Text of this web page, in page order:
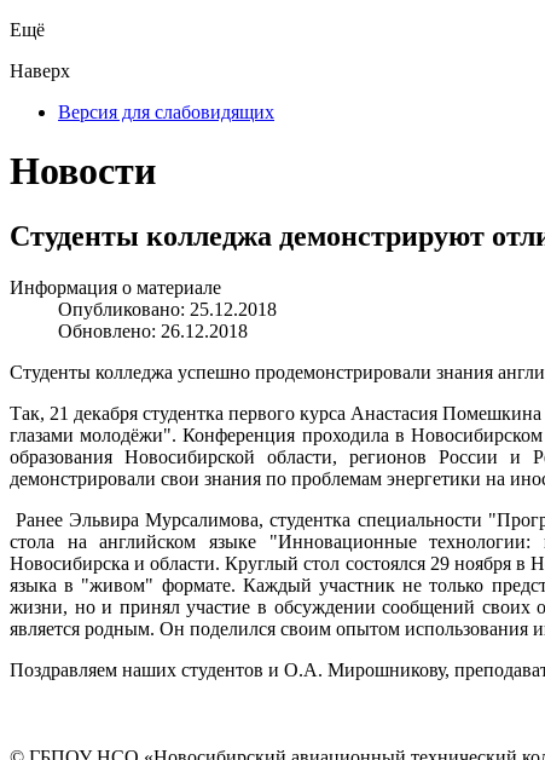
Ещё
Наверх
Версия для слабовидящих
Новости
Студенты колледжа демонстрируют
Информация о материале
Опубликовано: 25.12.2018
Обновлено: 26.12.2018
Студенты колледжа успешно продемонстрировали знания
Так, 21 декабря студентка первого курса Анастасия
глазами молодёжи". Конференция проходила в Новосибирском
образования Новосибирской области, регионов России
демонстрировали свои знания по проблемам энергетики на
Ранее Эльвира Мурсалимова, студентка специальности
стола на английском языке "Инновационные технологии:
Новосибирска и области. Круглый стол состоялся 29 ноября
языка в "живом" формате. Каждый участник не только
жизни, но и принял участие в обсуждении сообщений своих
является родным. Он поделился своим опытом использования
Поздравляем наших студентов и О.А. Мирошникову,